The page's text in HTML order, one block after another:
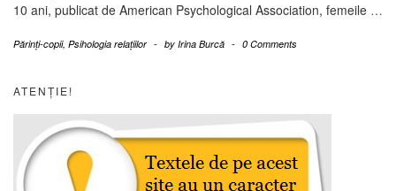
10 ani, publicat de American Psychological Association, femeile …
Părinți-copii, Psihologia relațiilor - by Irina Burcă - 0 Comments
ATENȚIE!